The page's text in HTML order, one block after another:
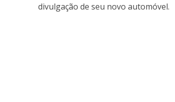
divulgação de seu novo automóvel.